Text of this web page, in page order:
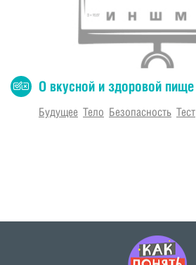
О вкусной и здоровой пище
Будущее Тело Безопасность Тест